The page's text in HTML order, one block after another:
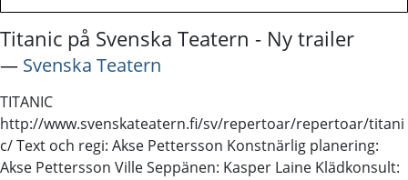
Titanic på Svenska Teatern - Ny trailer
― Svenska Teatern
TITANIC
http://www.svenskateatern.fi/sv/repertoar/repertoar/titani
c/ Text och regi: Akse Pettersson Konstnärlig planering:
Akse Pettersson Ville Seppänen: Kasper Laine Klädkonsult: